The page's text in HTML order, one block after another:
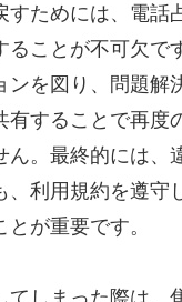
すためには、電話
ることが不可欠で
ンを図り、問題解
有することで再度
ん。最終的には、
、利用規約を遵守
が重要です。